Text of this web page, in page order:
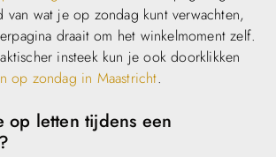
van wat je op zondag kunt verwachten,
draait om het winkelmoment zelf.
insteek kun je ook doorklikken
op zondag in Maastricht.
op letten tijdens een